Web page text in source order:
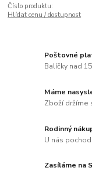
Číslo produktu:
Hlídat cenu / dostupnost
Poštovné
Balíčky nad
Máme
Zboží držíme
Rodinný
U nás
Zasíláme na